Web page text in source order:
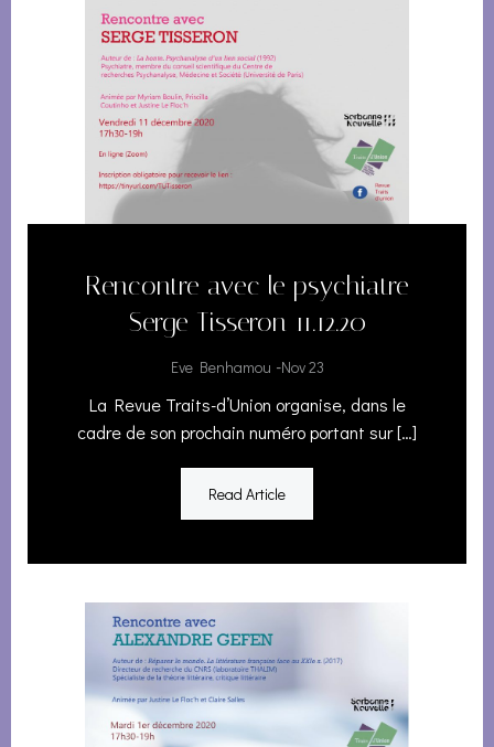
Rencontre avec le psychiatre
Serge Tisseron 11.12.20
Eve Benhamou -Nov 23
La Revue Traits-d’Union organise, dans le
cadre de son prochain numéro portant sur […]
Read Article